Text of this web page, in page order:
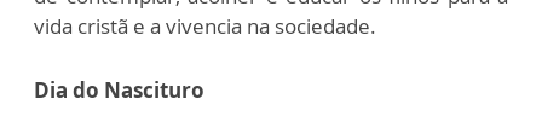
vida cristã e a vivencia na sociedade.
Dia do Nascituro